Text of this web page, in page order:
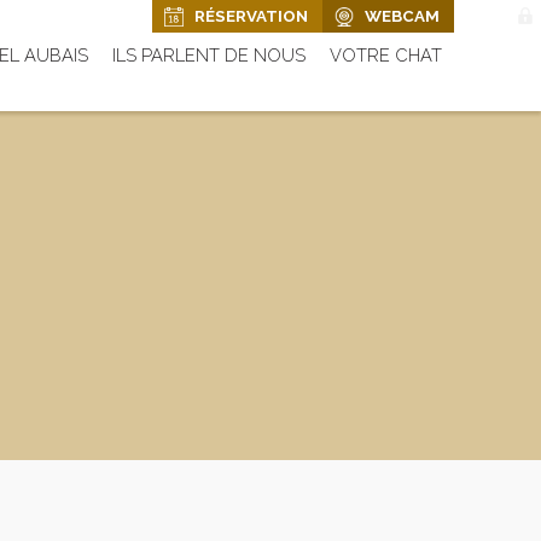
WEBCAM
RÉSERVATION
AUBAIS ILS PARLENT DE NOUS VOTRE CHAT